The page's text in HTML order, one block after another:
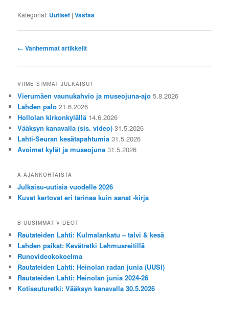
Kategoriat: Uutiset |Vastaa
Artikkelien
← Vanhemmat artikkelit
VIIMEISIMMÄT JULKAISUT
Vierumäen vaunukahvio ja museojuna-ajo 5.8.2026
Lahden palo 21.6.2026
Hollolan kirkonkylällä 14.6.2026
Vääksyn kanavalla (sis. video) 31.5.2026
Lahti-Seuran kesätapahtumia 31.5.2026
Avoimet kylät ja museojuna 31.5.2026
A AJANKOHTAISTA
Julkaisu-uutisia vuodelle 2026
Kuvat kertovat eri tarinaa kuin sanat -kirja
B UUSIMMAT VIDEOT
Rautateiden Lahti: Kulmalankatu – talvi & kesä
Lahden paikat: Kevätretki Lehmusreitillä
Runovideokokoelma
Rautateiden Lahti: Heinolan radan junia (UUSI)
Rautateiden Lahti: Heinolan junia 2024-26
Kotiseuturetki: Vääksyn kanavalla 30.5.2026